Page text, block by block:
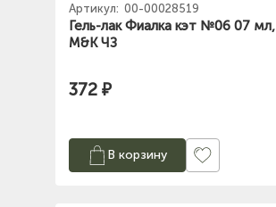
Артикул: 00-00028519
Гель-лак Фиалка кэт №06 07 мл,
M&K ЧЗ
372 ₽
В корзину